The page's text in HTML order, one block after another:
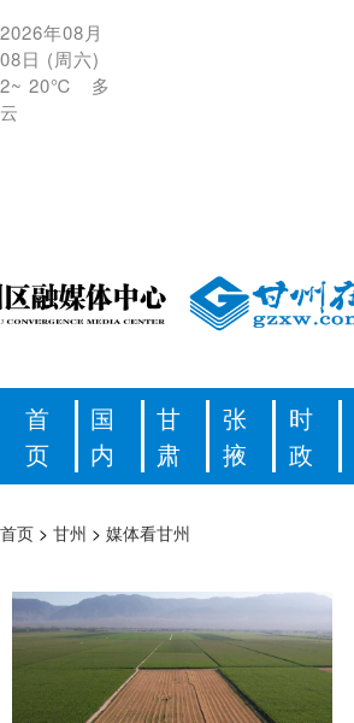
2026年08月
08日 (周六)
2~ 20℃
多
云
首
页
国
内
甘
肃
张
掖
时
政
首页 > 甘州 > 媒体看甘州